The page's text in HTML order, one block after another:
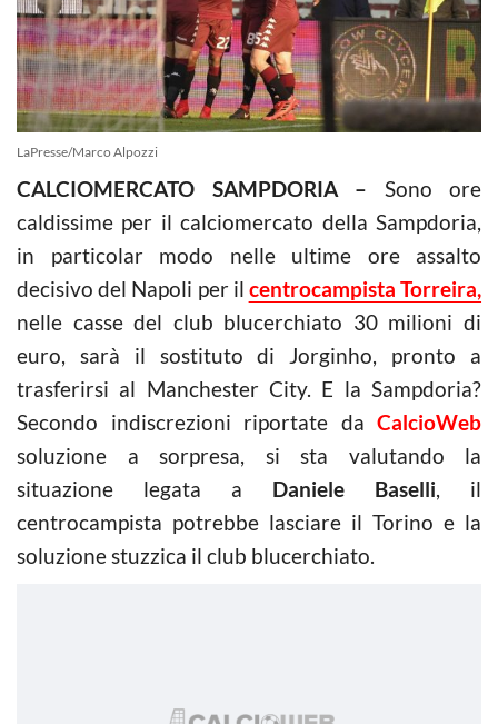
LaPresse/Marco Alpozzi
CALCIOMERCATO SAMPDORIA – Sono ore
caldissime per il calciomercato della Sampdoria,
in particolar modo nelle ultime ore assalto
decisivo del Napoli per il centrocampista Torreira,
nelle casse del club blucerchiato 30 milioni di
euro, sarà il sostituto di Jorginho, pronto a
trasferirsi al Manchester City. E la Sampdoria?
Secondo indiscrezioni riportate da CalcioWeb
soluzione a sorpresa, si sta valutando la
situazione legata a Daniele Baselli, il
centrocampista potrebbe lasciare il Torino e la
soluzione stuzzica il club blucerchiato.